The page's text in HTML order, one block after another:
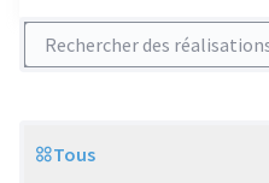
Rechercher des réalisations
Scope
Tous